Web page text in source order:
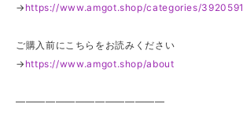
→ https://www.amgot.shop/categories/3920591
ご購入前にこちらをお読みください
→ https://www.amgot.shop/about
———————————————